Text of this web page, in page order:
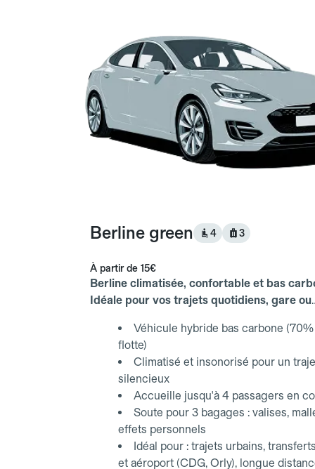
Berline green 4 3
À partir de 15€
Berline climatisée, confortable et bas
Idéale pour vos trajets quotidiens, gare ou
Véhicule hybride bas carbone
flotte)
Climatisé et insonorisé pour un
silencieux
Accueille jusqu'à 4 passagers en
Soute pour 3 bagages : valises,
effets personnels
Idéal pour : trajets urbains,
et aéroport (CDG, Orly), longue